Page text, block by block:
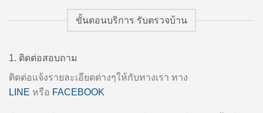
ขั้นตอนบริการ รับตรวจบ้าน
1. ติดต่อสอบถาม
ติดต่อแจ้งรายละเอียดต่างๆให้กับทางเรา ทาง
LINE หรือ FACEBOOK